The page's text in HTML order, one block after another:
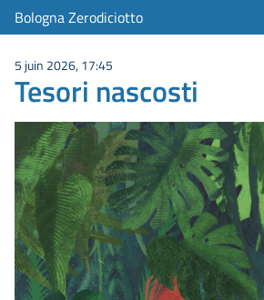
Bologna Zerodiciotto
5 juin 2026, 17:45
Tesori nascosti